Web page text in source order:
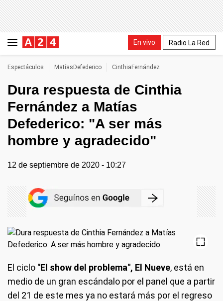
En vivo Radio La Red
Espectáculos MatíasDefederico CinthiaFernández
Dura respuesta de Cinthia
Fernández a Matías
Defederico: "A ser más
hombre y agradecido"
12 de septiembre de 2020 - 10:27
El ciclo "El show del problema", El Nueve, está en
medio de un gran escándalo por el panel que a partir
del 21 de este mes ya no estará más por el regreso